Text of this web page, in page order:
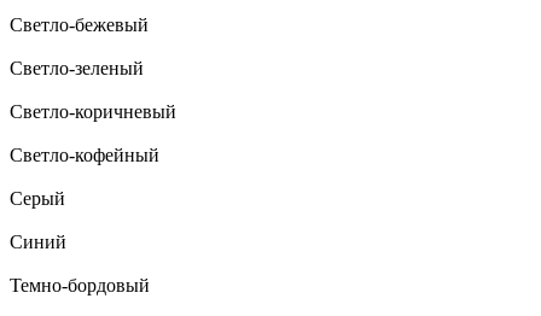
Светло-бежевый
Светло-зеленый
Светло-коричневый
Светло-кофейный
Серый
Синий
Темно-бордовый